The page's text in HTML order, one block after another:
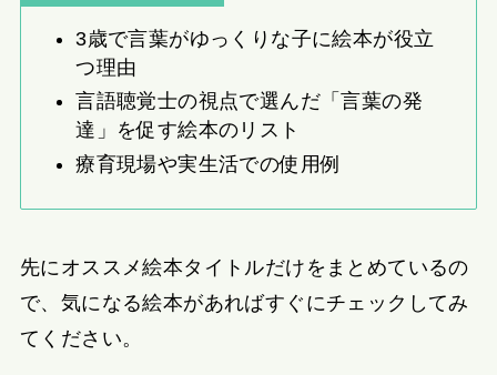
3歳で言葉がゆっくりな子に絵本が役立
つ理由
言語聴覚士の視点で選んだ「言葉の発
達」を促す絵本のリスト
療育現場や実生活での使用例
先にオススメ絵本タイトルだけをまとめているの
で、気になる絵本があればすぐにチェックしてみ
てください。